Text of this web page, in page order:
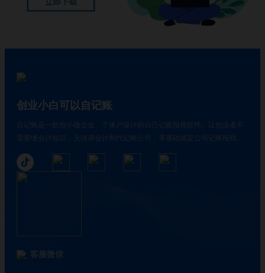
创业小白可以自记账
自记账是一款给小微企业、个体户设计的自己记账报税软件。让创业者不
需要懂会计知识，无须请会计和代记账公司，零基础搞定公司记账报税。
客服微信